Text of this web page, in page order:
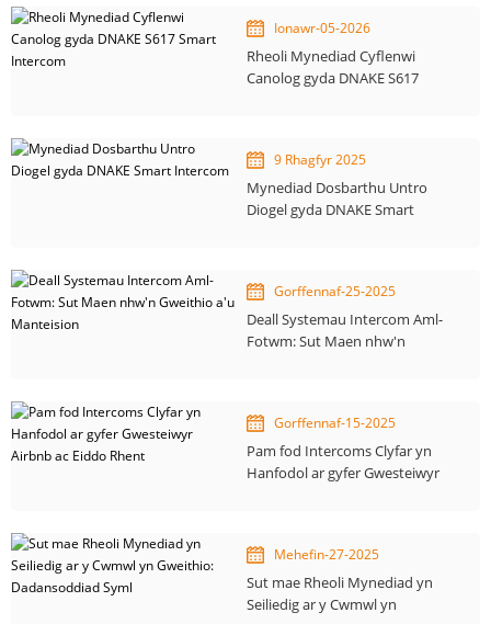
Ionawr-05-2026
Rheoli Mynediad Cyflenwi
Canolog gyda DNAKE S617
9 Rhagfyr 2025
Mynediad Dosbarthu Untro
Diogel gyda DNAKE Smart
Gorffennaf-25-2025
Deall Systemau Intercom Aml-
Fotwm: Sut Maen nhw'n
Gorffennaf-15-2025
Pam fod Intercoms Clyfar yn
Hanfodol ar gyfer Gwesteiwyr
Mehefin-27-2025
Sut mae Rheoli Mynediad yn
Seiliedig ar y Cwmwl yn